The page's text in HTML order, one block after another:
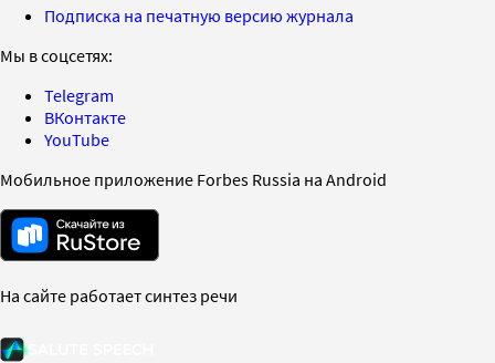
Подписка на печатную версию журнала
Мы в соцсетях:
Telegram
ВКонтакте
YouTube
Мобильное приложение Forbes Russia на Android
На сайте работает синтез речи